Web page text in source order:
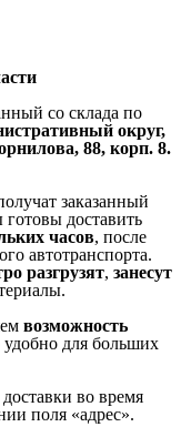
со склада по
округ,
88, корп. 8.
заказанный
доставить
часов, после
автотранспорта.
разгрузят, занесут
возможность
удобно для больших
во время
поля «адрес».